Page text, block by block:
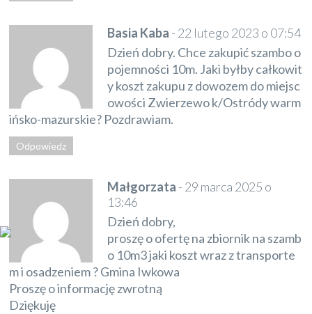
Basia Kaba - 22 lutego 2023 o 07:54
Dzień dobry. Chce zakupić szambo o
pojemności 10m. Jaki byłby całkowit
y koszt zakupu z dowozem do miejsc
owości Zwierzewo k/Ostródy warm
ińsko-mazurskie? Pozdrawiam.
Odpowiedz
Małgorzata - 29 marca 2025 o
13:46
Dzień dobry,
proszę o ofertę na zbiornik na szamb
o 10m3 jaki koszt wraz z transporte
m i osadzeniem ? Gmina Iwkowa
Proszę o informację zwrotną
Dziękuję